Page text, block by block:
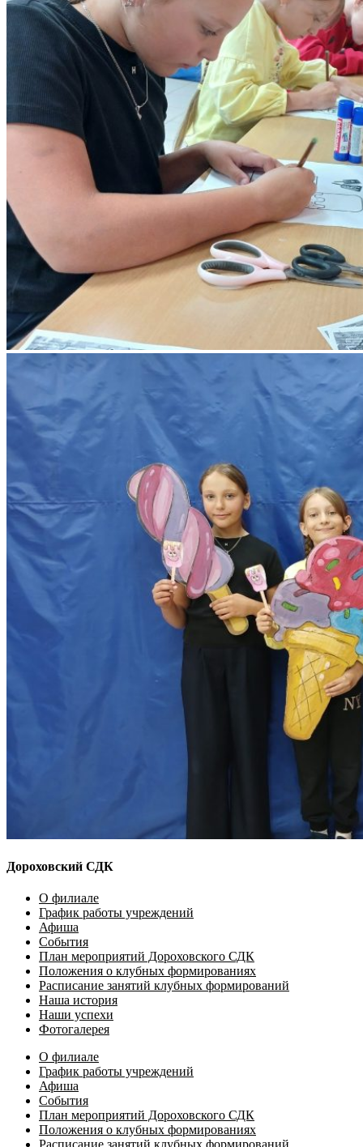
Дороховский СДК
О филиале
График работы учреждений
Афиша
События
План мероприятий Дороховского СДК
Положения о клубных формированиях
Расписание занятий клубных формирований
Наша история
Наши успехи
Фотогалерея
О филиале
График работы учреждений
Афиша
События
План мероприятий Дороховского СДК
Положения о клубных формированиях